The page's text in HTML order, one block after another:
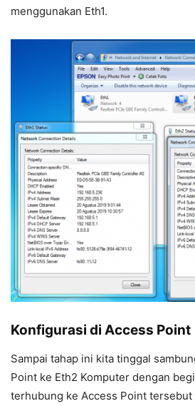
menggunakan Eth1.
Konfigurasi di Access Point
Sampai tahap ini kita tinggal
Point ke Eth2 Komputer dengan
terhubung ke Access Point tersebut